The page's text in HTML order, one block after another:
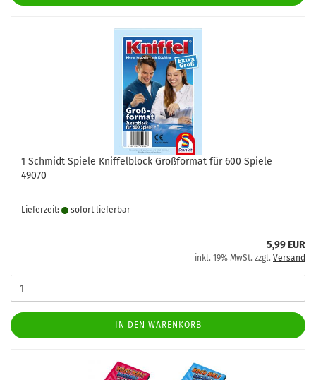
1 Schmidt Spiele Kniffelblock Großformat für 600 Spiele
49070
Lieferzeit: sofort lie­fer­bar
5,99 EUR
inkl. 19% MwSt. zzgl. Versand
IN DEN WARENKORB